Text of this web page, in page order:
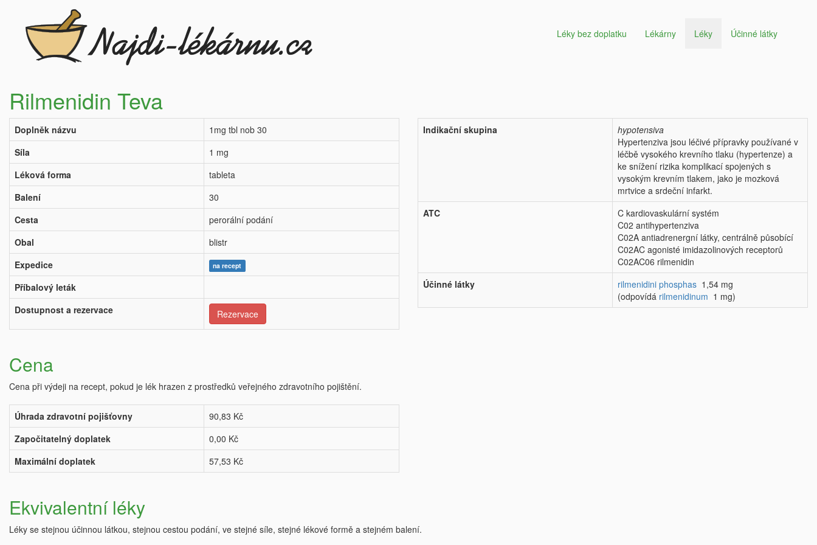
Léky bez doplatku Lékárny Léky Účinné látky
Rilmenidin Teva
Doplněk názvu
1mg tbl nob 30
Síla
1 mg
Léková forma
tableta
Balení
30
Cesta
perorální podání
Obal
blistr
Expedice
na recept
Příbalový leták
Dostupnost a rezervace
Rezervace
Indikační skupina
hypotensiva
Hypertenziva jsou léčivé přípravky používané v
léčbě vysokého krevního tlaku (hypertenze) a
ke snížení rizika komplikací spojených s
vysokým krevním tlakem, jako je mozková
mrtvice a srdeční infarkt.
ATC
C kardiovaskulární systém
C02 antihypertenziva
C02A antiadrenergní látky, centrálně působící
C02AC agonisté imidazolinových receptorů
C02AC06 rilmenidin
Účinné látky
rilmenidini phosphas 1,54 mg
(odpovídá rilmenidinum 1 mg)
Cena
Cena při výdeji na recept, pokud je lék hrazen z prostředků veřejného zdravotního pojištění.
Úhrada zdravotní pojišťovny
90,83 Kč
Započitatelný doplatek
0,00 Kč
Maximální doplatek
57,53 Kč
Ekvivalentní léky
Léky se stejnou účinnou látkou, stejnou cestou podání, ve stejné síle, stejné lékové formě a stejném balení.